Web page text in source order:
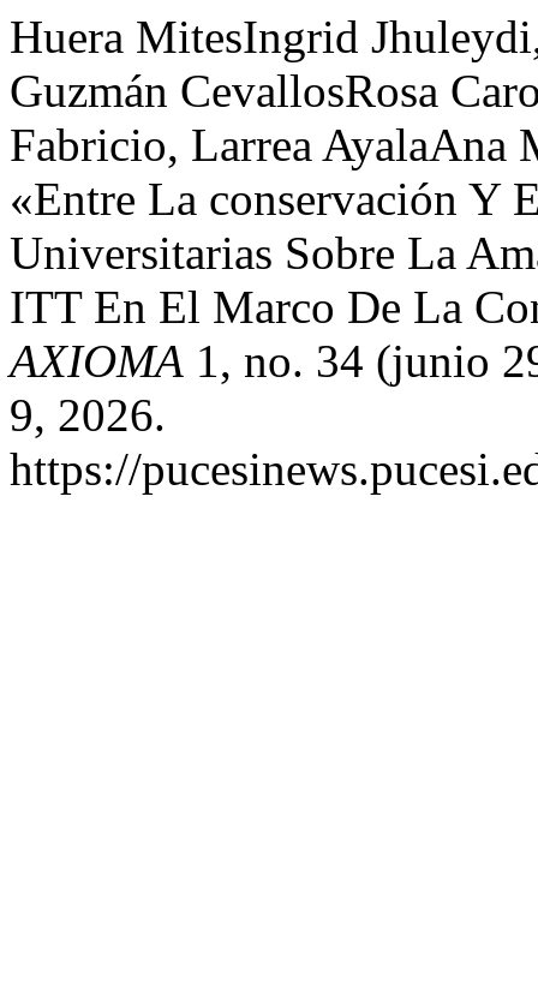
Huera MitesIngrid
Guzmán CevallosRosa
Fabricio, Larrea AyalaAna
«Entre La conservación Y
Universitarias Sobre La
ITT En El Marco De La
AXIOMA 1, no. 34 (junio
9, 2026.
https://